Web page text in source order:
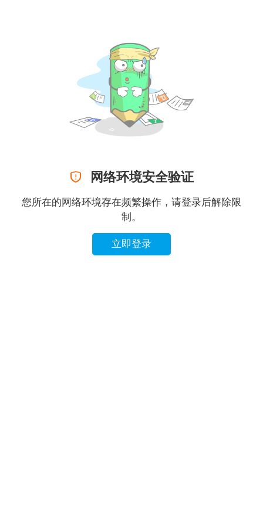
 网络环境安全验证
您所在的网络环境存在频繁操作，请登录后解除限
制。
立即登录